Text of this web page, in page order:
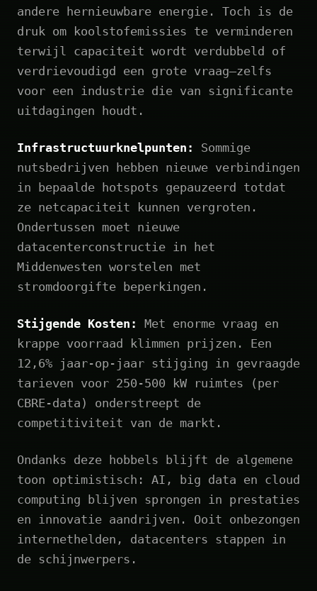
andere hernieuwbare energie. Toch is de
druk om koolstofemissies te verminderen
terwijl capaciteit wordt verdubbeld of
verdrievoudigd een grote vraag—zelfs
voor een industrie die van significante
uitdagingen houdt.
Infrastructuurknelpunten:
Sommige
nutsbedrijven hebben nieuwe verbindingen
in bepaalde hotspots gepauzeerd totdat
ze netcapaciteit kunnen vergroten.
Ondertussen moet nieuwe
datacenterconstructie in het
Middenwesten worstelen met
stromdoorgifte beperkingen.
Stijgende Kosten:
Met enorme vraag en
krappe voorraad klimmen prijzen. Een
12,6% jaar-op-jaar stijging in gevraagde
tarieven voor 250-500 kW ruimtes (per
CBRE-data) onderstreept de
competitiviteit van de markt.
Ondanks deze hobbels blijft de algemene
toon optimistisch: AI, big data en cloud
computing blijven sprongen in prestaties
en innovatie aandrijven. Ooit onbezongen
internethelden, datacenters stappen in
de schijnwerpers.